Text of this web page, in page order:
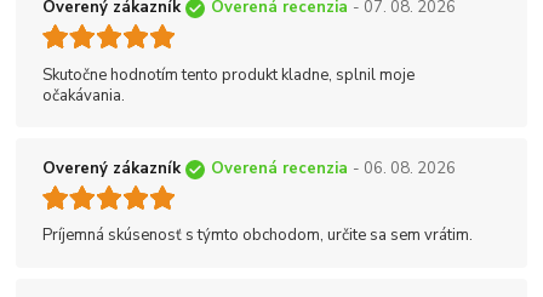
Overený zákazník Overená recenzia - 07. 08. 2026
Skutočne hodnotím tento produkt kladne, splnil moje
očakávania.
Overený zákazník Overená recenzia - 06. 08. 2026
Príjemná skúsenosť s týmto obchodom, určite sa sem vrátim.